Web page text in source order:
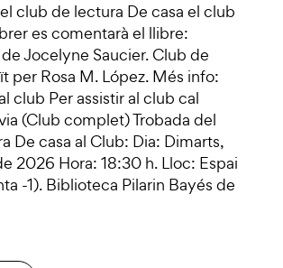
club de lectura De casa el club
es comentarà el llibre:
Jocelyne Saucier. Club de
per Rosa M. López. Més info:
club Per assistir al club cal
(Club complet) Trobada del
De casa al Club: Dia: Dimarts,
2026 Hora: 18:30 h. Lloc: Espai
-1). Biblioteca Pilarin Bayés de